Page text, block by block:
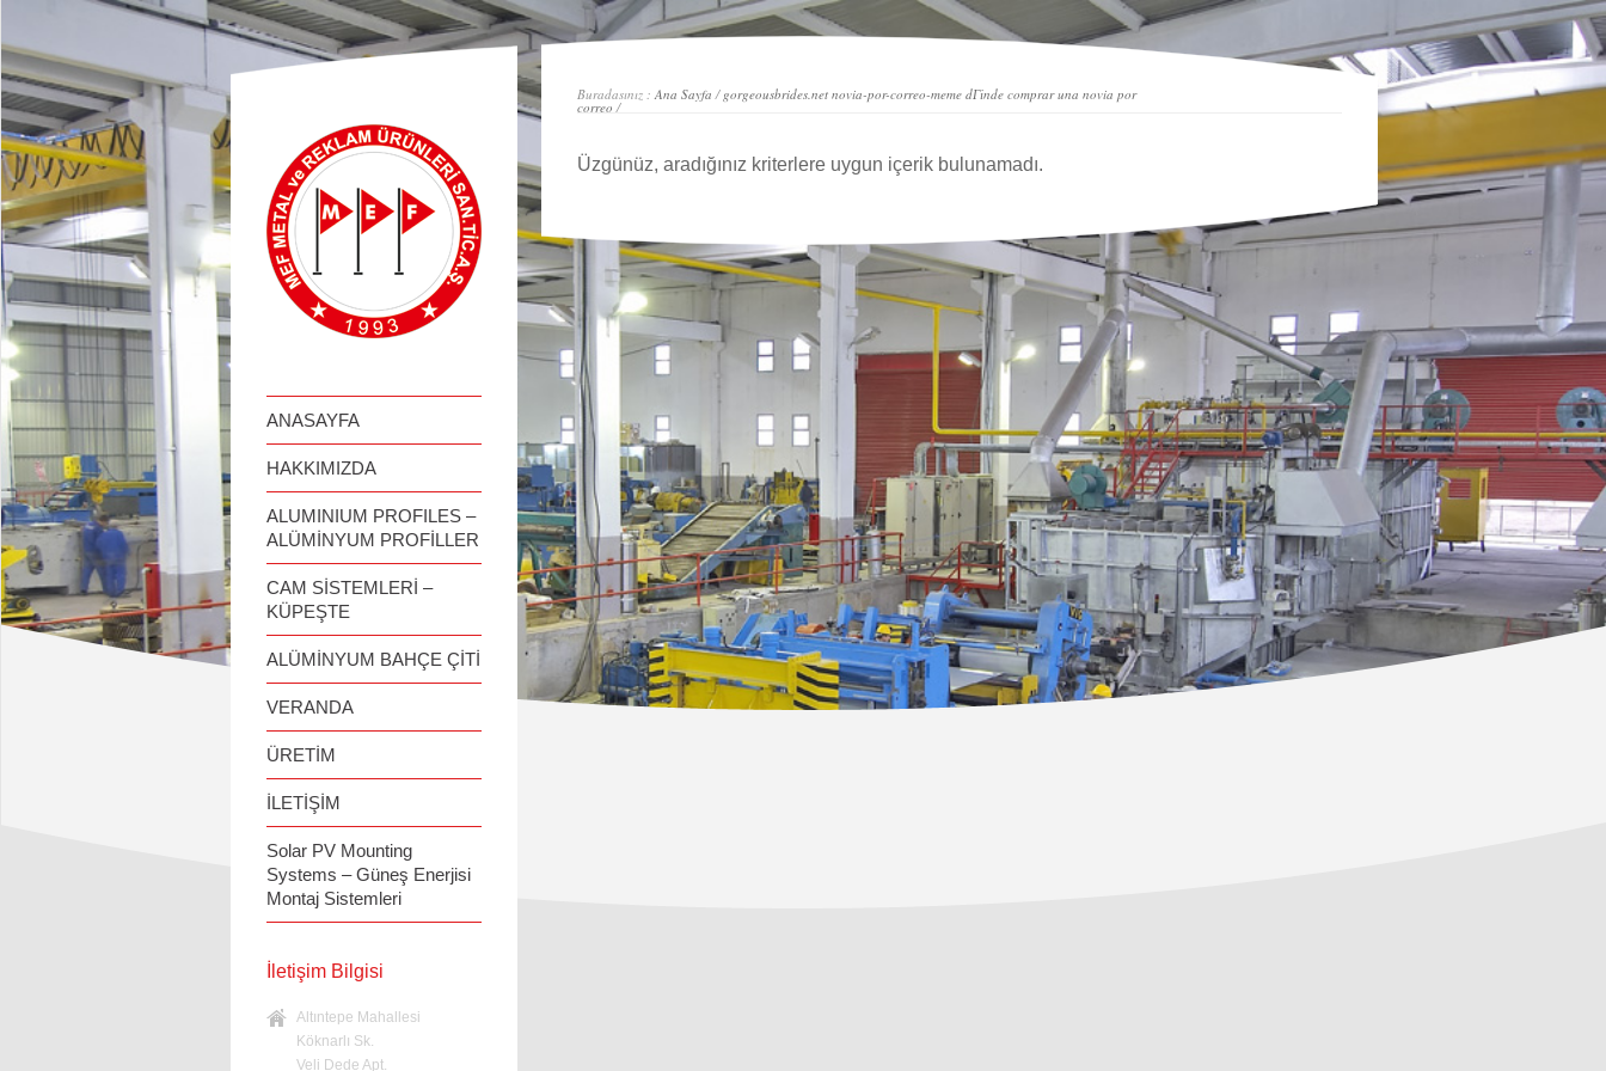
ANASAYFA
HAKKIMIZDA
ALUMINIUM PROFILES –
ALÜMİNYUM PROFİLLER
CAM SİSTEMLERİ –
KÜPEŞTE
ALÜMİNYUM BAHÇE ÇİTİ
VERANDA
ÜRETİM
İLETİŞİM
Solar PV Mounting
Systems – Güneş Enerjisi
Montaj Sistemleri
İletişim Bilgisi
Altıntepe Mahallesi
Köknarlı Sk.
Veli Dede Apt.
Buradasınız :Ana Sayfa / gorgeousbrides.net novia-por-correo-meme dГіnde comprar una novia por
correo /
Üzgünüz, aradığınız kriterlere uygun içerik bulunamadı.